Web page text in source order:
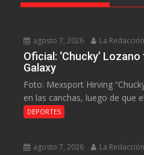
agosto 7, 2026 La Redacción
Oficial: ‘Chucky’
Galaxy
Foto: Mexsport Hirving
en las canchas, luego de que
DEPORTES
agosto 7, 2026 La Redacción